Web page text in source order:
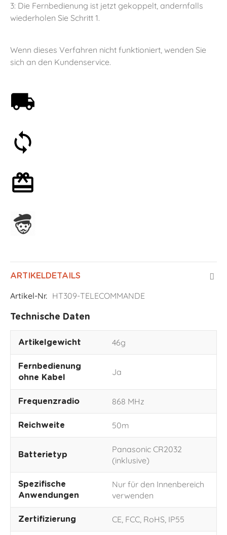
3: Die Fernbedienung ist jetzt gekoppelt, andernfalls
wiederholen Sie Schritt 1.
Wenn dieses Verfahren nicht funktioniert, wenden Sie
sich an den Kundenservice.
ARTIKELDETAILS
Artikel-Nr. HT309-TELECOMMANDE
Technische Daten
Artikelgewicht 46g
Fernbedienung
ohne Kabel
Ja
Frequenzradio 868 MHz
Reichweite 50m
Batterietyp
Panasonic CR2032
(inklusive)
Spezifische
Anwendungen
Nur für den Innenbereich
verwenden
Zertifizierung CE, FCC, RoHS, IP55